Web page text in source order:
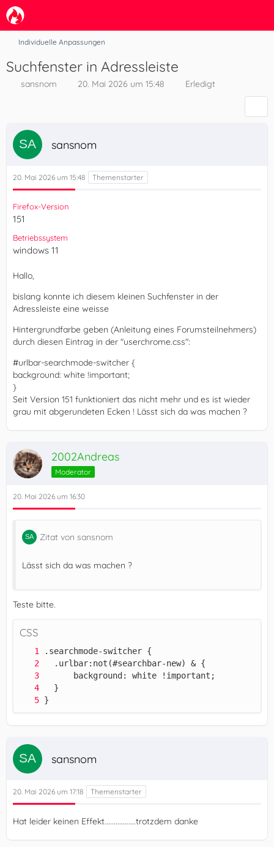
Individuelle Anpassungen
Suchfenster in Adressleiste
sansnom 20. Mai 2026 um 15:48 Erledigt
sansnom
20. Mai 2026 um 15:48
Firefox-Version
151
Betriebssystem
windows 11
Hallo,
bislang konnte ich diesem kleinen Suchfenster in der
Adressleiste eine weisse
Hintergrundfarbe geben (Anleitung eines Forumsteilnehmers)
durch diesen Eintrag in der "userchrome.css":
#urlbar-searchmode-switcher {
background: white !important;
}
Seit Version 151 funktioniert das nicht mehr und es ist wieder
grau mit abgerundeten Ecken ! Lässt sich da was machen ?
2002Andreas
Moderator
20. Mai 2026 um 16:30
Zitat von sansnom
Lässt sich da was machen ?
Teste bitte.
CSS
}
sansnom
20. Mai 2026 um 17:18
Hat leider keinen Effekt.................trotzdem danke